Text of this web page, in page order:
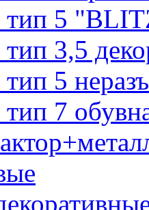
тип 5
3,5
5
7